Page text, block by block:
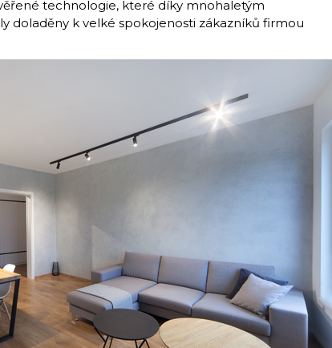
technologie, které díky mnohaletým
doladěny k velké spokojenosti zákazníků firmou